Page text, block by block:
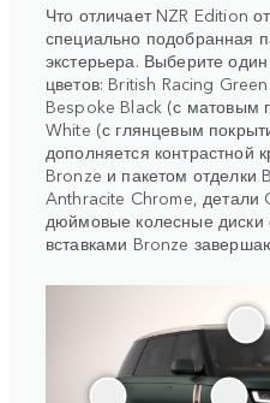
Что отличает NZR Edition
специально подобранная
экстерьера. Выберите
цветов: British Racing
Bespoke Black (с матовым
White (с глянцевым
дополняется контрастной
Bronze и пакетом отделки
Anthracite Chrome, детали
дюймовые колесные диски
вставками Bronze